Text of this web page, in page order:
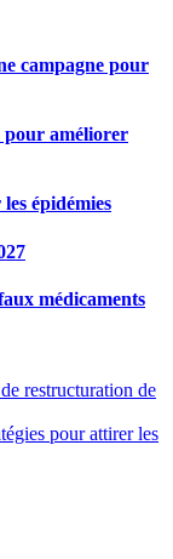
campagne pour
pour améliorer
épidémies
médicaments
restructuration de
pour attirer les